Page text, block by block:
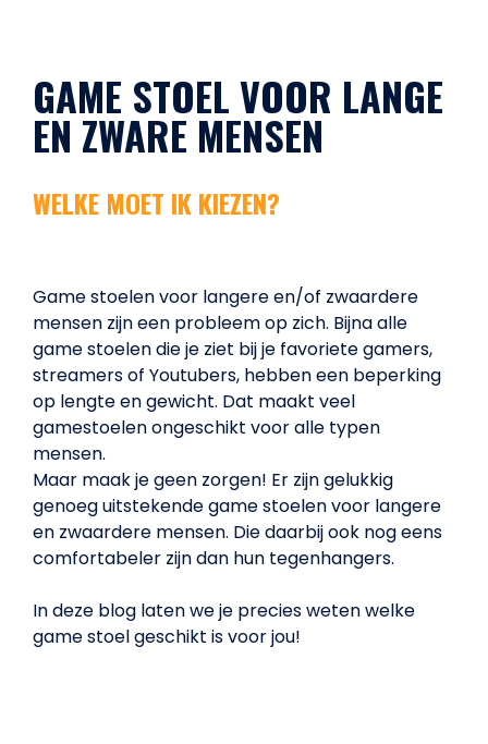
GAME STOEL VOOR LANGE
EN ZWARE MENSEN
WELKE MOET IK KIEZEN?
Game stoelen voor langere en/of zwaardere
mensen zijn een probleem op zich. Bijna alle
game stoelen die je ziet bij je favoriete gamers,
streamers of Youtubers, hebben een beperking
op lengte en gewicht. Dat maakt veel
gamestoelen ongeschikt voor alle typen
mensen.
Maar maak je geen zorgen! Er zijn gelukkig
genoeg uitstekende game stoelen voor langere
en zwaardere mensen. Die daarbij ook nog eens
comfortabeler zijn dan hun tegenhangers.
In deze blog laten we je precies weten welke
game stoel geschikt is voor jou!